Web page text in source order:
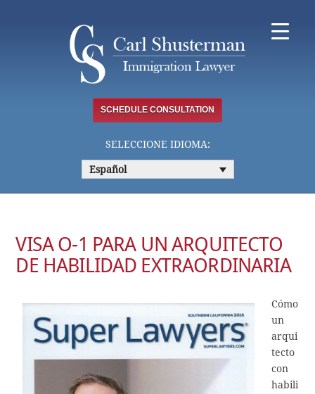
SCHEDULE CONSULTATION
SELECCIONE IDIOMA:
Español
VISA O-1 PARA UN ARQUITECTO
DE HABILIDAD EXTRAORDINARIA
Cómo
un
arqui
tecto
con
habili